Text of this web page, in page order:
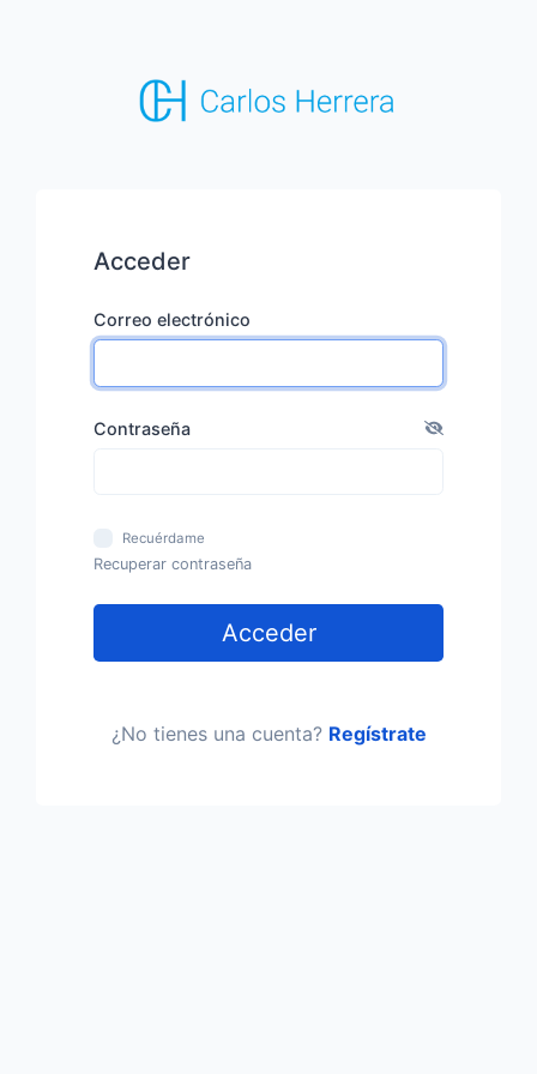
Acceder
Correo electrónico
Contraseña
Recuérdame
Recuperar contraseña
Acceder
¿No tienes una cuenta? Regístrate